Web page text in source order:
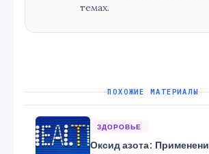
темах.
ПОХОЖИЕ МАТЕРИАЛЫ
ЗДОРОВЬЕ
Оксид азота: